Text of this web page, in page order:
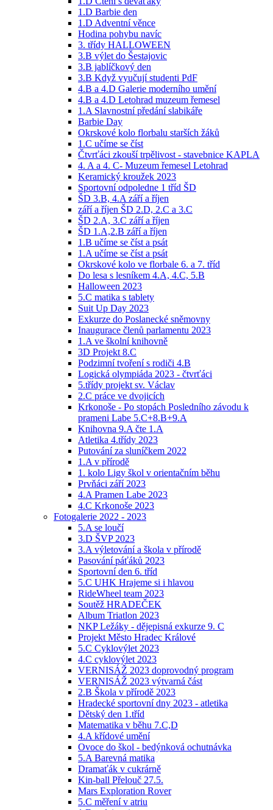
1.D Barbie den
1.D Adventní věnce
Hodina pohybu navíc
3. třídy HALLOWEEN
3.B výlet do Šestajovic
3.B jablíčkový den
3.B Když vyučují studenti PdF
4.B a 4.D Galerie moderního umění
4.B a 4.D Letohrad muzeum řemesel
1.A Slavnostní předání slabikáře
Barbie Day
Okrskové kolo florbalu starších žáků
1.C učíme se číst
Čtvrťáci zkouší trpělivost - stavebnice KAPLA
4. A a 4. C- Muzeum řemesel Letohrad
Keramický kroužek 2023
Sportovní odpoledne 1 tříd ŠD
ŠD 3.B, 4.A září a říjen
září a říjen ŠD 2.D, 2.C a 3.C
ŠD 2.A, 3.C září a říjen
ŠD 1.A,2.B září a říjen
1.B učíme se číst a psát
1.A učíme se číst a psát
Okrskové kolo ve florbale 6. a 7. tříd
Do lesa s lesníkem 4.A, 4.C, 5.B
Halloween 2023
5.C matika s tablety
Suit Up Day 2023
Exkurze do Poslanecké sněmovny
Inaugurace členů parlamentu 2023
1.A ve školní knihovně
3D Projekt 8.C
Podzimní tvoření s rodiči 4.B
Logická olympiáda 2023 - čtvrťáci
5.třídy projekt sv. Václav
2.C práce ve dvojicích
Krkonoše - Po stopách Posledního závodu k
prameni Labe 5.C+8.B+9.A
Knihovna 9.A čte 1.A
Atletika 4.třídy 2023
Putování za sluníčkem 2022
1.A v přírodě
1. kolo Ligy škol v orientačním běhu
Prvňáci září 2023
4.A Pramen Labe 2023
4.C Krkonoše 2023
Fotogalerie 2022 - 2023
5.A se loučí
3.D ŠVP 2023
3.A výletování a škola v přírodě
Pasování páťáků 2023
Sportovní den 6. tříd
5.C UHK Hrajeme si i hlavou
RideWheel team 2023
Soutěž HRADEČEK
Album Triatlon 2023
NKP Ležáky - dějepisná exkurze 9. C
Projekt Město Hradec Králové
5.C Cyklovýlet 2023
4.C cyklovýlet 2023
VERNISÁŽ 2023 doprovodný program
VERNISÁŽ 2023 výtvarná část
2.B Škola v přírodě 2023
Hradecké sportovní dny 2023 - atletika
Dětský den 1.tříd
Matematika v běhu 7.C,D
4.A křídové umění
Ovoce do škol - bedýnková ochutnávka
5.A Barevná matika
Dramaťák v cukrárně
Kin-ball Přelouč 27.5.
Mars Exploration Rover
5.C měření v atriu